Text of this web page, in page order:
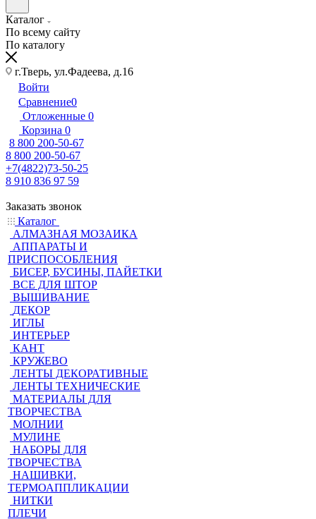
Каталог
По всему сайту
По каталогу
г.Тверь, ул.Фадеева, д.16
Войти
Сравнение0
Отложенные 0
Корзина 0
8 800 200-50-67
8 800 200-50-67
+7(4822)73-50-25
8 910 836 97 59
Заказать звонок
Каталог
АЛМАЗНАЯ МОЗАИКА
АППАРАТЫ И
ПРИСПОСОБЛЕНИЯ
БИСЕР, БУСИНЫ, ПАЙЕТКИ
ВСЕ ДЛЯ ШТОР
ВЫШИВАНИЕ
ДЕКОР
ИГЛЫ
ИНТЕРЬЕР
КАНТ
КРУЖЕВО
ЛЕНТЫ ДЕКОРАТИВНЫЕ
ЛЕНТЫ ТЕХНИЧЕСКИЕ
МАТЕРИАЛЫ ДЛЯ
ТВОРЧЕСТВА
МОЛНИИ
МУЛИНЕ
НАБОРЫ ДЛЯ
ТВОРЧЕСТВА
НАШИВКИ,
ТЕРМОАППЛИКАЦИИ
НИТКИ
ПЛЕЧИ